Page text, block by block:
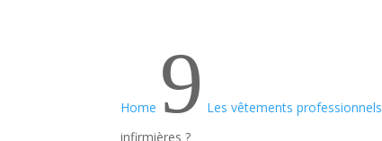
Home 9 Les vêtements professionnels
infirmières ?